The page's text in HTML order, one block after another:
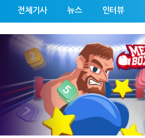
전체기사 뉴스 인터뷰